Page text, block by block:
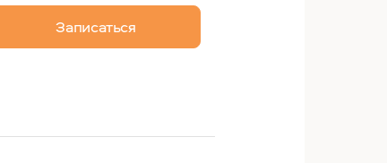
Записаться
скорость работы, не давлю, с уважением
отношениям. Сертифицированный дайвер,